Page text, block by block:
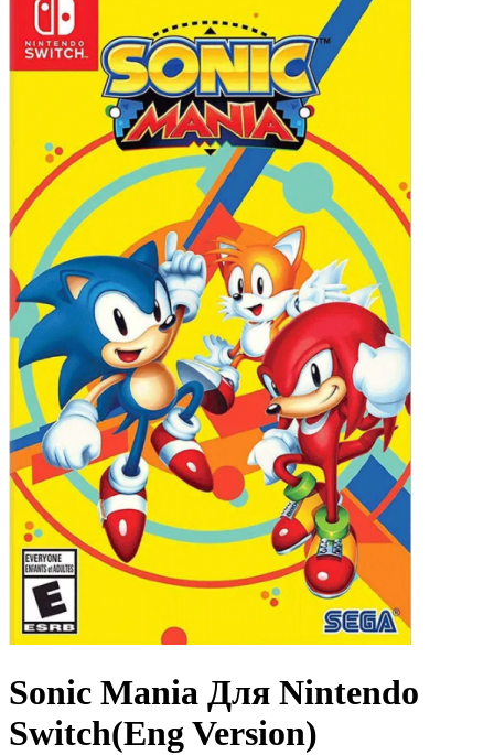
Sonic Mania Для Nintendo
Switch(Eng Version)